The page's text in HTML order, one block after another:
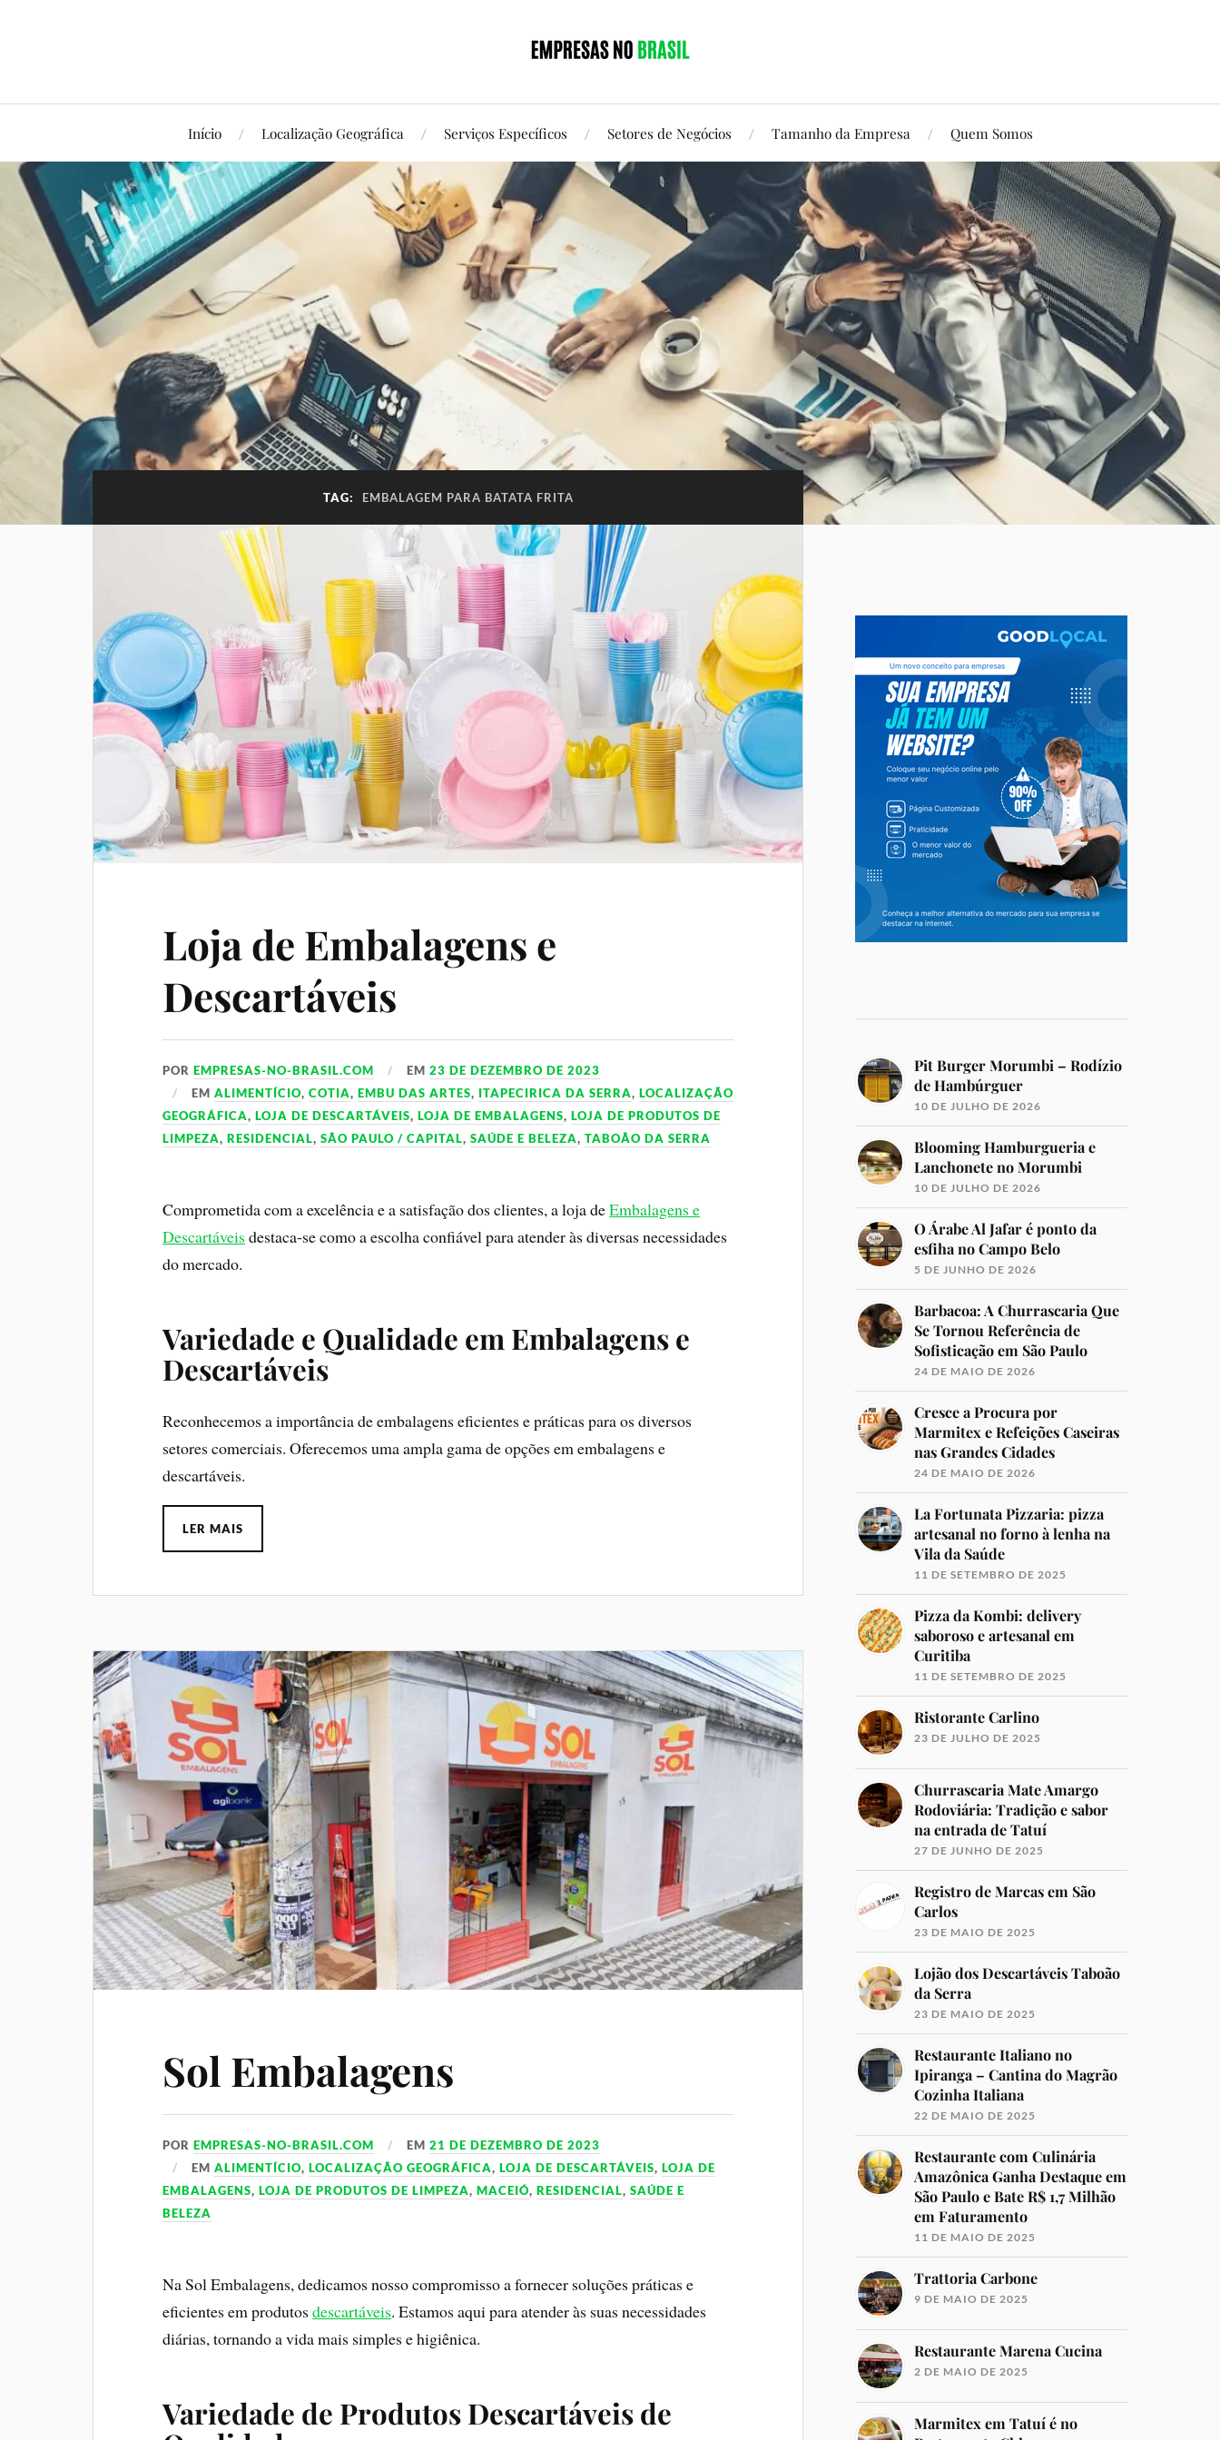
Início Localização Geográfica Serviços Específicos Setores de Negócios Tamanho da Empresa Quem Somos
TAG: EMBALAGEM PARA BATATA FRITA
Loja de Embalagens e
Descartáveis
POREMPRESAS-NO-BRASIL.COM EM23 DE DEZEMBRO DE 2023
EMALIMENTÍCIO,COTIA,EMBU DAS ARTES, ITAPECIRICA DA SERRA,LOCALIZAÇÃO
GEOGRÁFICA,LOJA DE DESCARTÁVEIS,LOJA DE EMBALAGENS,LOJA DE PRODUTOS DE
LIMPEZA,RESIDENCIAL,SÃO PAULO / CAPITAL,SAÚDE E BELEZA,TABOÃO DA SERRA
Comprometida com a excelência e a satisfação dos clientes, a loja deEmbalagens e
Descartáveisdestaca-se como a escolha confiável para atender às diversas necessidades
do mercado.
Variedade e Qualidade em Embalagens e
Descartáveis
Reconhecemos a importância de embalagens eficientes e práticas para os diversos
setores comerciais. Oferecemos uma ampla gama de opções em embalagens e
descartáveis.
LER MAIS
Sol Embalagens
POREMPRESAS-NO-BRASIL.COM EM21 DE DEZEMBRO DE 2023
EMALIMENTÍCIO,LOCALIZAÇÃO GEOGRÁFICA,LOJA DE DESCARTÁVEIS,LOJA DE
EMBALAGENS,LOJA DE PRODUTOS DE LIMPEZA,MACEIÓ,RESIDENCIAL,SAÚDE E
BELEZA
Na Sol Embalagens, dedicamos nosso compromisso a fornecer soluções práticas e
eficientes em produtosdescartáveis. Estamos aqui para atender às suas necessidades
diárias, tornando a vida mais simples e higiênica.
Variedade de Produtos Descartáveis de
Pit Burger Morumbi – Rodízio
de Hambúrguer
10 DE JULHO DE 2026
Blooming Hamburgueria e
Lanchonete no Morumbi
10 DE JULHO DE 2026
O Árabe Al Jafar é ponto da
esfiha no Campo Belo
5 DE JUNHO DE 2026
Barbacoa: A Churrascaria Que
Se Tornou Referência de
Sofisticação em São Paulo
24 DE MAIO DE 2026
Cresce a Procura por
Marmitex e Refeições Caseiras
nas Grandes Cidades
24 DE MAIO DE 2026
La Fortunata Pizzaria: pizza
artesanal no forno à lenha na
Vila da Saúde
11 DE SETEMBRO DE 2025
Pizza da Kombi: delivery
saboroso e artesanal em
Curitiba
11 DE SETEMBRO DE 2025
Ristorante Carlino
23 DE JULHO DE 2025
Churrascaria Mate Amargo
Rodoviária: Tradição e sabor
na entrada de Tatuí
27 DE JUNHO DE 2025
Registro de Marcas em São
Carlos
23 DE MAIO DE 2025
Lojão dos Descartáveis Taboão
da Serra
23 DE MAIO DE 2025
Restaurante Italiano no
Ipiranga – Cantina do Magrão
Cozinha Italiana
22 DE MAIO DE 2025
Restaurante com Culinária
Amazônica Ganha Destaque em
São Paulo e Bate R$ 1,7 Milhão
em Faturamento
11 DE MAIO DE 2025
Trattoria Carbone
9 DE MAIO DE 2025
Restaurante Marena Cucina
2 DE MAIO DE 2025
Marmitex em Tatuí é no